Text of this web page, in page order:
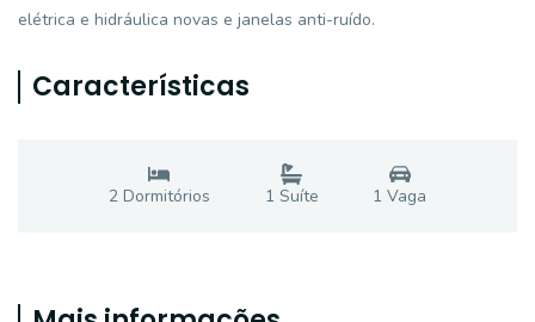
elétrica e hidráulica novas e janelas anti-ruído.
Características
2Dormitórios 1 Suíte 1 Vaga